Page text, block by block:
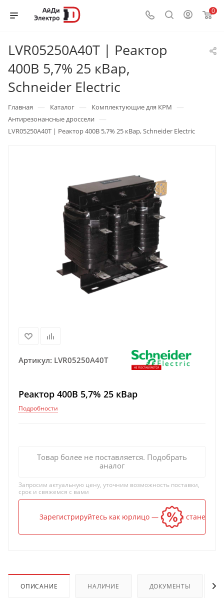
0
LVR05250A40T | Реактор
400В 5,7% 25 кВар,
Schneider Electric
Главная — Каталог — Комплектующие для КРМ —
Антирезонансные дроссели —
LVR05250A40T | Реактор 400В 5,7% 25 кВар, Schneider Electric
Артикул: LVR05250A40T
Реактор 400В 5,7% 25 кВар
Подробности
Товар более не поставляется. Подобрать
аналог
Запросим актуальную цену, уточним возможность поставки,
срок и свяжемся с вами
Зарегистрируйтесь как юрлицо — и цена станет
ОПИСАНИЕ НАЛИЧИЕ ДОКУМЕНТЫ